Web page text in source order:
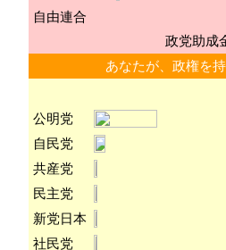
自由連合
政党助成
あなたが、政権を
公明党
自民党
共産党
民主党
新党日本
社民党